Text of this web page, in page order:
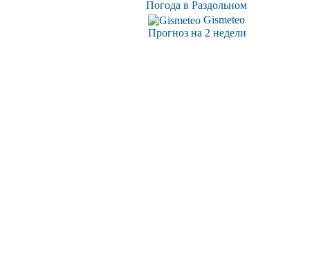
Погода в Раздольном
Gismeteo
Прогноз на 2 недели